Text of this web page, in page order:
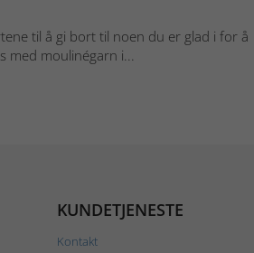
til å gi bort til noen du er glad i for å
moulinégarn i...
KUNDETJENESTE
Kontakt